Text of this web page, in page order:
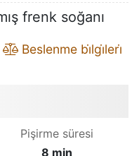
frenk soğanı
Beslenme bi̇lgi̇leri̇
Pişirme süresi
8 min